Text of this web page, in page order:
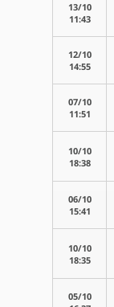
13/10
11:43
12/10
14:55
07/10
11:51
10/10
18:38
06/10
15:41
10/10
18:35
05/10